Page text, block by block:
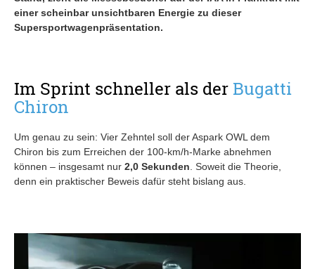
einer scheinbar unsichtbaren Energie zu dieser
Supersportwagenpräsentation.
Im Sprint schneller als derBugatti
Chiron
Um genau zu sein: Vier Zehntel soll der Aspark OWL dem
Chiron bis zum Erreichen der 100-km/h-Marke abnehmen
können – insgesamt nur 2,0 Sekunden . Soweit die Theorie,
denn ein praktischer Beweis dafür steht bislang aus.